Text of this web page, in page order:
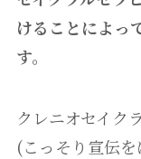
けることによっ
す。
クレニオセイク
(こっそり宣伝